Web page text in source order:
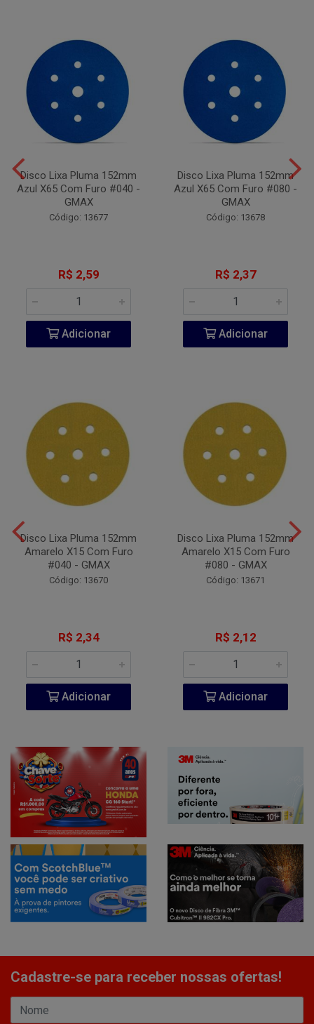
Disco Lixa Pluma 152mm
Azul X65 Com Furo #040 -
GMAX
Código: 13677
R$ 2,59
Adicionar
Disco Lixa Pluma 152mm
Azul X65 Com Furo #080 -
GMAX
Código: 13678
R$ 2,37
Adicionar
Disco Lixa Pluma 152mm
Amarelo X15 Com Furo
#040 - GMAX
Código: 13670
R$ 2,34
Adicionar
Disco Lixa Pluma 152mm
Amarelo X15 Com Furo
#080 - GMAX
Código: 13671
R$ 2,12
Adicionar
Cadastre-se para receber nossas ofertas!